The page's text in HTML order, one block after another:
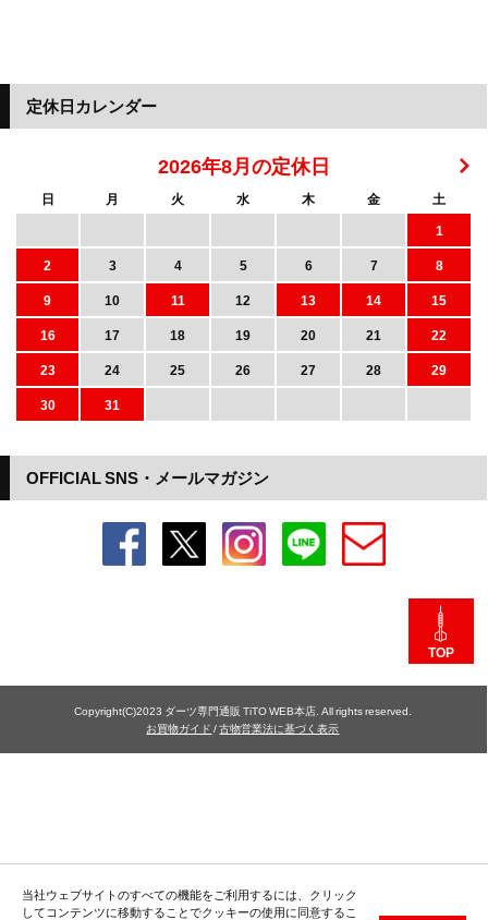
当社ウェブサイトのすべての機能をご利用するには、クリック
してコンテンツに移動することでクッキーの使用に同意するこ
OFFICIAL SNS・メールマガジン
定休日カレンダー
2026年8月の定休日
日 月 火 水 木 金
土
1
2
3 4 5 6 7
8
9
10 11 12 13 14
15
16
17 18 19 20 21
22
23
24 25 26 27 28
29
30
31
TOP
Copyright(C)2023 ダーツ専門通販 TiTO WEB本店. All rights reserved.
お買物ガイド /古物営業法に基づく表示